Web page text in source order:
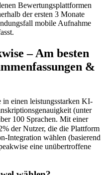
Bewertungsplattformen
der ersten 3 Monate
mobile Aufnahme
– Am besten
&
in einen leistungsstarken KI-
(unter
100 Sprachen. Mit einer
der Nutzer, die die Plattform
Integration wählen (basierend
eine unübertroffene